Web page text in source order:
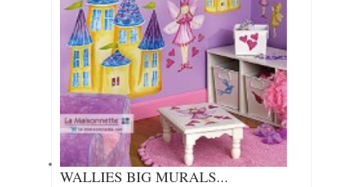
WALLIES BIG MURALS...